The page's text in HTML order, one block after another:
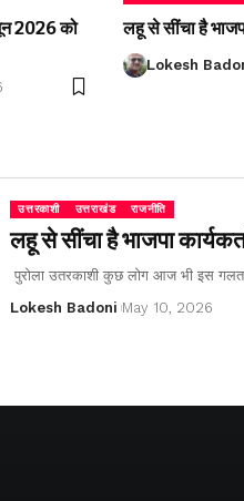
2026 को
लहू से सींचा है
Lokesh
उत्तरकाशी उत्तराखंड राजनीति
लहू से सींचा है भाजपा
पुरोला उतरकाशी कुछ लोग आज भी इस
Lokesh Badoni May 10, 2026